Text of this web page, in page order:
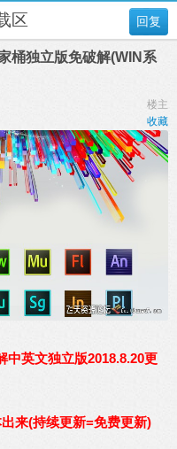
回复
区
桶独立版免破解(WIN系
楼主
收藏
中英文独立版2018.8.20更
来(持续更新=免费更新)